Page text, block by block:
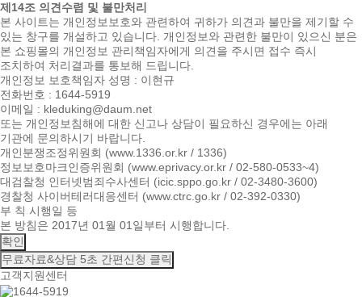
제14조 의견수렴 및 불만처리
본 사이트는 개인정보보호와 관련하여 귀하가 의견과 불만을 제기할 수
있는 창구를 개설하고 있습니다. 개인정보와 관련한 불만이 있으신 분은
본 쇼핑몰의 개인정보 관리책임자에게 의견을 주시면 접수 즉시
조치하여 처리결과를 통보해 드립니다.
개인정보 보호책임자 성명 : 이현규
전화번호 : 1644-5919
이메일 : kleduking@daum.net
또는 개인정보침해에 대한 신고나 상담이 필요하신 경우에는 아래
기관에 문의하시기 바랍니다.
개인분쟁조정위원회 (www.1336.or.kr / 1336)
정보보호마크인증위원회 (www.eprivacy.or.kr / 02-580-0533~4)
대검찰청 인터넷범죄수사센터 (icic.sppo.go.kr / 02-3480-3600)
경찰청 사이버테러대응센터 (www.ctrc.go.kr / 02-392-0330)
부 칙 시행일 등
본 방침은 2017년 01월 01일부터 시행합니다.
확인
무료자료&상담 5초 간편신청 클릭
고객지원센터